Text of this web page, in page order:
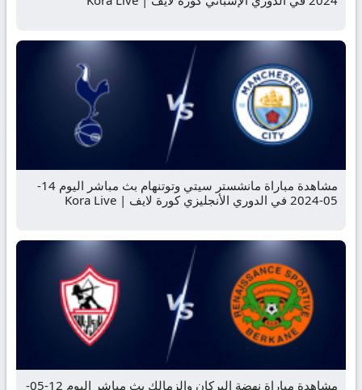
مشاهدة مباراة مانشستر سيتي وتوتنهام بث مباشر اليوم 14-
05-2024 في الدوري الأنجليزي كورة لايف | Kora Live
مشاهدة مباراة نهضة البركان والزمالك بث مباشر اليوم 12-05-